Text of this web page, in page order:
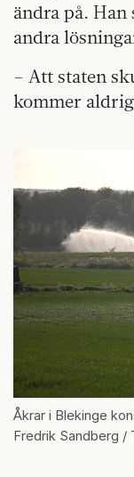
ändra på.
andra
– Att staten
kommer
Åkrar i Blekinge
Fredrik Sandberg /